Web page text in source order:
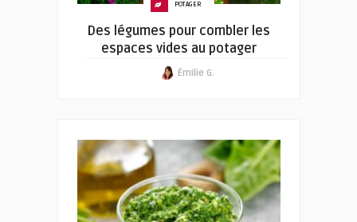
POTAGER
Des légumes pour combler les
espaces vides au potager
Émilie G.